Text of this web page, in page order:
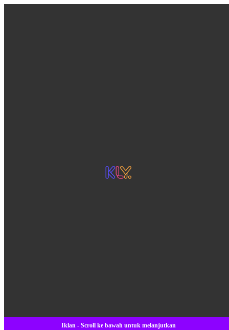
Iklan - Scroll ke bawah untuk melanjutkan